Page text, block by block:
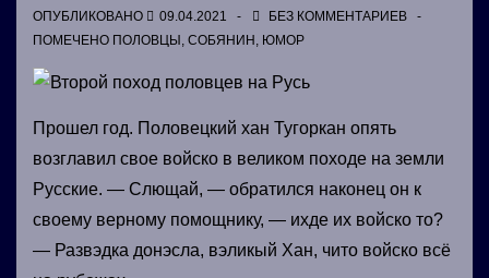
ОПУБЛИКОВАНО 09.04.2021
БЕЗ КОММЕНТАРИЕВ
ПОМЕЧЕНО ПОЛОВЦЫ , СОБЯНИН , ЮМОР
Прошел год. Половецкий хан Тугоркан опять
возглавил свое войско в великом походе на земли
Русские. — Слющай, — обратился наконец он к
своему верному помощнику, — ихде их войско то?
— Развэдка донэсла, вэликый Хан, чито войско всё